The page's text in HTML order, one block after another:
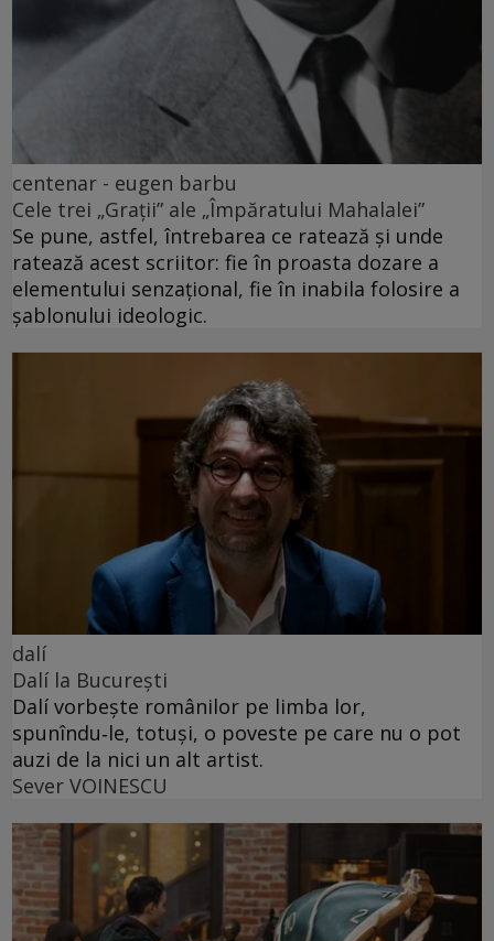
centenar - eugen barbu
Cele trei „Grații” ale „Împăratului Mahalalei”
Se pune, astfel, întrebarea ce ratează și unde
ratează acest scriitor: fie în proasta dozare a
elementului senzațional, fie în inabila folosire a
șablonului ideologic.
dalí
Dalí la București
Dalí vorbește românilor pe limba lor,
spunîndu‑le, totuși, o poveste pe care nu o pot
auzi de la nici un alt artist.
Sever VOINESCU